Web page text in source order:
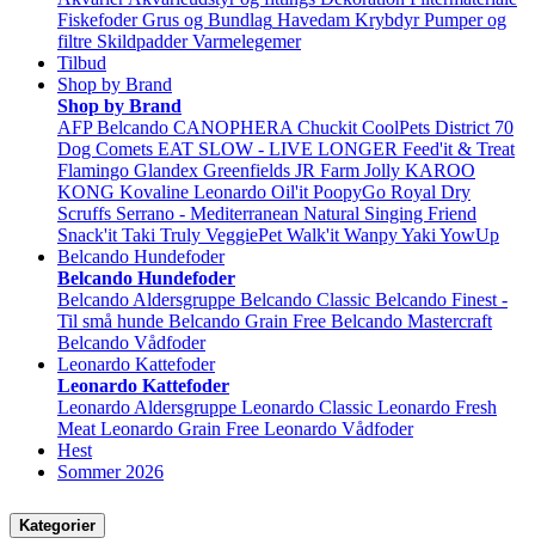
Fiskefoder Grus og Bundlag Havedam Krybdyr Pumper og
filtre Skildpadder Varmelegemer
Tilbud
Shop by Brand
Shop by Brand
AFP Belcando CANOPHERA Chuckit CoolPets District 70
Dog Comets EAT SLOW - LIVE LONGER Feed'it & Treat
Flamingo Glandex Greenfields JR Farm Jolly KAROO
KONG Kovaline Leonardo Oil'it PoopyGo Royal Dry
Scruffs Serrano - Mediterranean Natural Singing Friend
Snack'it Taki Truly VeggiePet Walk'it WanpyYaki YowUp
Belcando Hundefoder
Belcando Hundefoder
Belcando Aldersgruppe Belcando Classic Belcando Finest -
Til små hunde Belcando Grain Free Belcando Mastercraft
Belcando Vådfoder
Leonardo Kattefoder
Leonardo Kattefoder
Leonardo Aldersgruppe Leonardo Classic Leonardo Fresh
Meat Leonardo Grain Free Leonardo Vådfoder
Hest
Sommer 2026
Kategorier